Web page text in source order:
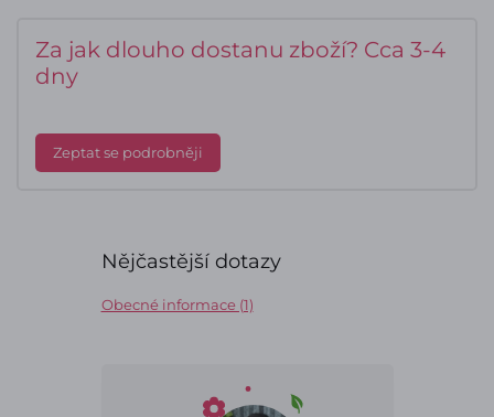
Za jak dlouho dostanu zboží? Cca 3-4
dny
Zeptat se podrobněji
Nějčastější dotazy
Obecné informace (1)